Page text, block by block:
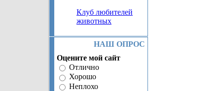
Клуб любителей
животных
НАШ ОПРОС
Оцените мой сайт
Отлично
Хорошо
Неплохо